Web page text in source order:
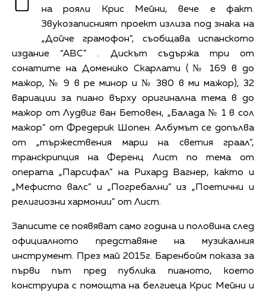
на рояли Крис Мейни, вече е факт.
Звукозаписният проект излиза под знака на
„Дойче грамофон”, съобщава испанското
издание “АВС” . Дискът съдържа три от
сонатите на Доменико Скарлати (№ 169 в до
мажор, № 9 в ре минор и № 380 в ми мажор), 32
вариации за пиано върху оригинална тема в до
мажор от Лудвиг ван Бетовен, „Балада № 1 в сол
мажор” от Фредерик Шопен. Албумът се допълва
от „тържествения марш на светия граал”,
транскрипция на Ференц Лист по тема от
операта „Парсифал” на Рихард Вагнер, както и
„Мефисто валс” и „Погребални” из „Поетични и
религиозни хармонии” от Лист.
Записите се появяват само година и половина след
официалното представяне на музикалния
инструмент. През май 2015г. Баренбойм показа за
първи път пред публика пианото, което
конструира с помощта на белгиеца Крис Мейни и